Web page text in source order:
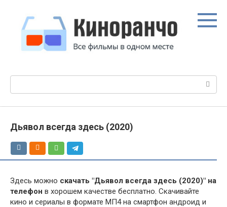
контенту
Дьявол всегда здесь (2020)
Здесь можно скачать "Дьявол всегда здесь (2020)" на
телефон в хорошем качестве бесплатно. Скачивайте
кино и сериалы в формате МП4 на смартфон андроид и